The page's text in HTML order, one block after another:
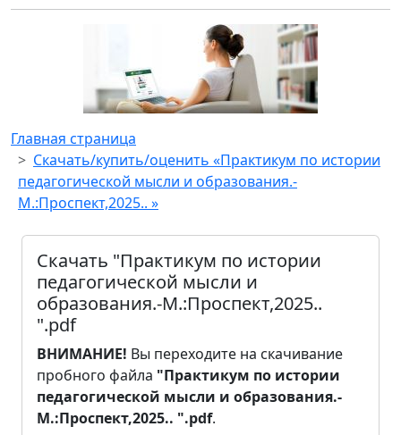
Главная страница
Скачать/купить/оценить «Практикум по истории
педагогической мысли и образования.-
М.:Проспект,2025.. »
Скачать "Практикум по истории
педагогической мысли и
образования.-М.:Проспект,2025..
".pdf
ВНИМАНИЕ! Вы переходите на скачивание
пробного файла "Практикум по истории
педагогической мысли и образования.-
М.:Проспект,2025.. ".pdf.